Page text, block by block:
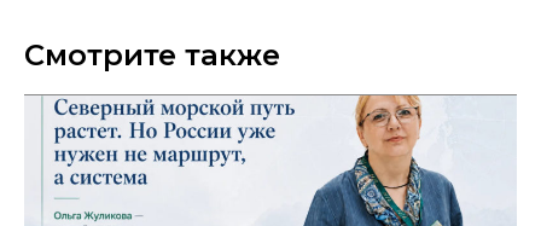
Смотрите также